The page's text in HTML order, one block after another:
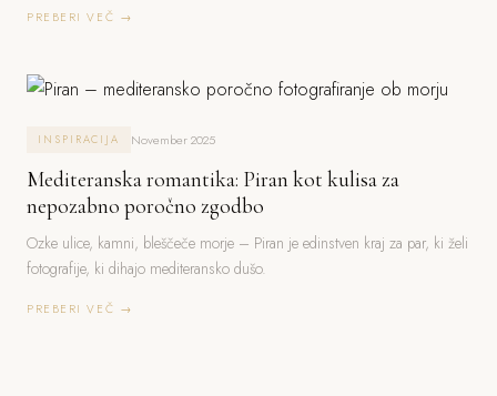
PREBERI VEČ →
INSPIRACIJA November 2025
Mediteranska romantika: Piran kot kulisa za
nepozabno poročno zgodbo
Ozke ulice, kamni, bleščeče morje – Piran je edinstven kraj za par, ki želi
fotografije, ki dihajo mediteransko dušo.
PREBERI VEČ →